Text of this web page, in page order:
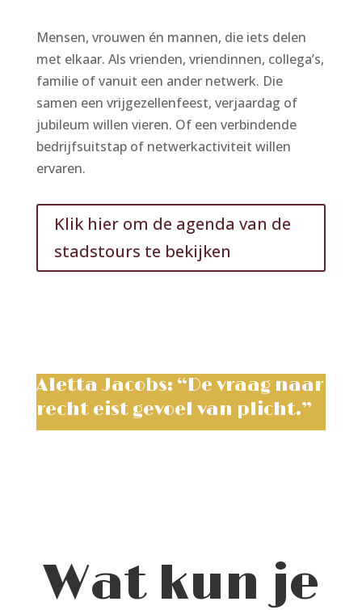
Mensen, vrouwen én mannen, die iets delen
met elkaar. Als vrienden, vriendinnen, collega’s,
familie of vanuit een ander netwerk. Die
samen een vrijgezellenfeest, verjaardag of
jubileum willen vieren. Of een verbindende
bedrijfsuitstap of netwerkactiviteit willen
ervaren.
Klik hier om de agenda van de
stadstours te bekijken
Aletta Jacobs: “De vraag naar
recht eist gevoel van plicht.”
Wat kun je